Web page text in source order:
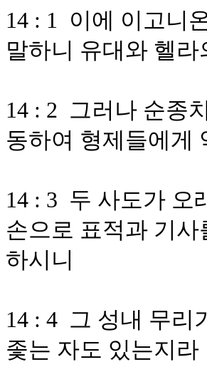
14 : 1 이에 이고니
말하니 유대와 헬
14 : 2 그러나 순종
동하여 형제들에게
14 : 3 두 사도가 오
손으로 표적과 기
하시니
14 : 4 그 성내 무리
좇는 자도 있는지라